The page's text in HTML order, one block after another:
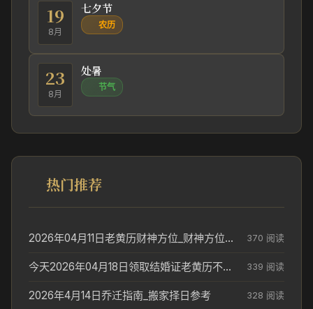
19
8月
七夕节
农历
23
8月
处暑
节气
热门推荐
2026年04月11日老黄历财神方位_财神方位与供奉讲究 370 阅读
今天2026年04月18日领取结婚证老黄历不适合吗_领证日期参考 339 阅读
2026年4月14日乔迁指南_搬家择日参考 328 阅读